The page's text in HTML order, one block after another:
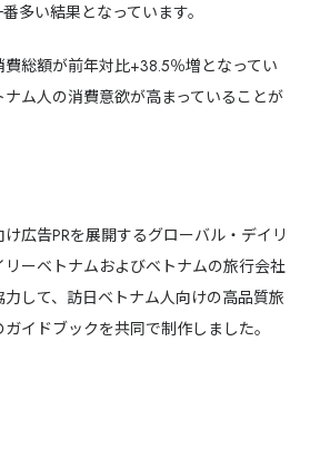
多い結果となっています。
総額が前年対比+38.5％増となってい
ム人の消費意欲が高まっていることが
広告PRを展開するグローバル・デイリ
ーベトナムおよびベトナムの旅行会社
して、訪日ベトナム人向けの高品質旅
イドブックを共同で制作しました。